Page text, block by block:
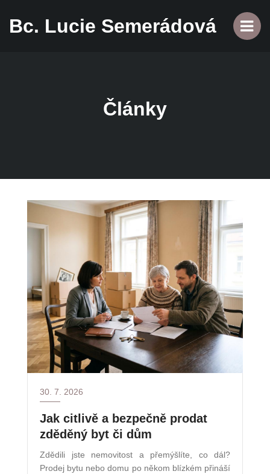
Bc. Lucie Semerádová
Články
30. 7. 2026
Jak citlivě a bezpečně prodat
zděděný byt či dům
Zdědili jste nemovitost a přemýšlíte, co dál?
Prodej bytu nebo domu po někom blízkém přináší